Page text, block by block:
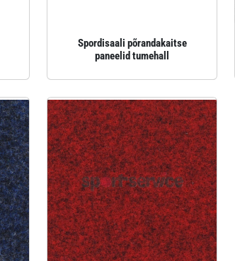
Spordisaali põrandakaitse
paneelid tumehall